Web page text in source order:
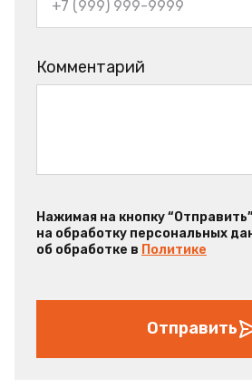
Комментарий
Нажимая на кнопку
на обработку персональных
об обработке в Политике
Отправить